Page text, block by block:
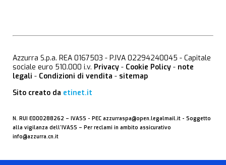
Azzurra S.p.a. REA 0167503 - P.IVA 02294240045 - Capitale
sociale euro 510.000 i.v. Privacy - Cookie Policy - note
legali - Condizioni di vendita - sitemap
Sito creato da etinet.it
N. RUI E000288262 – IVASS - PEC azzurraspa@open.legalmail.it - Soggetto
alla vigilanza dell’IVASS – Per reclami in ambito assicurativo
info@azzurra.cn.it